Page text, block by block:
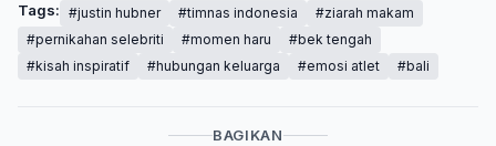
Tags: #justin hubner #timnas indonesia
#ziarah makam
#pernikahan selebriti
#momen haru
#bek tengah
#kisah inspiratif
#hubungan keluarga #emosi atlet #bali
BAGIKAN